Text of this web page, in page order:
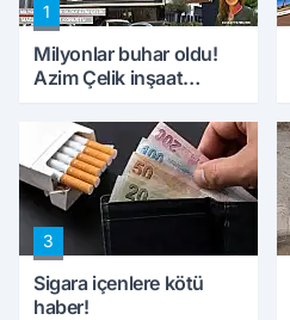
1
Milyonlar buhar oldu!
Azim Çelik inşaat
konuştu
3
Sigara içenlere kötü
haber!